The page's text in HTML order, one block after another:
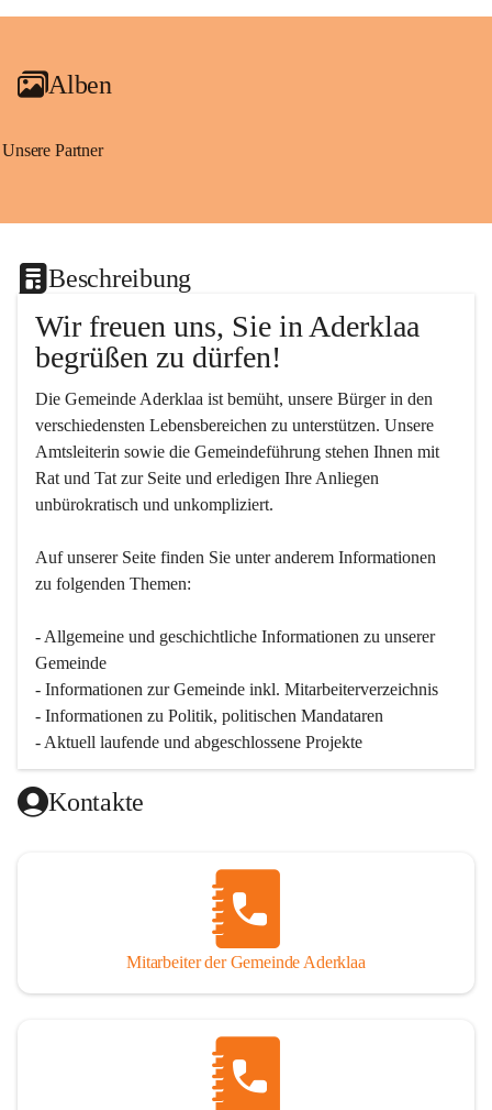
+2
Alben
Unsere Partner
Beschreibung
Wir freuen uns, Sie in Aderklaa
begrüßen zu dürfen!
Die Gemeinde Aderklaa ist bemüht, unsere Bürger in den
verschiedensten Lebensbereichen zu unterstützen. Unsere
Amtsleiterin sowie die Gemeindeführung stehen Ihnen mit
Rat und Tat zur Seite und erledigen Ihre Anliegen
unbürokratisch und unkompliziert.
Auf unserer Seite finden Sie un­ter an­de­rem Informationen
zu folgenden Themen:
- Allgemeine und geschichtliche Informationen zu unserer
Gemeinde
- Informationen zur Gemeinde inkl. Mitarbeiterverzeichnis
- Informationen zu Politik, politischen Mandataren
- Aktuell laufende und abgeschlossene Projekte
Kontakte
Mitarbeiter der Gemeinde Aderklaa